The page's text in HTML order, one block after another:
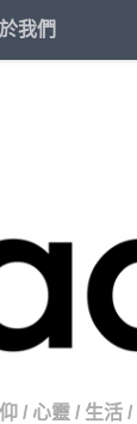
我們
/ 心靈 / 生活 /